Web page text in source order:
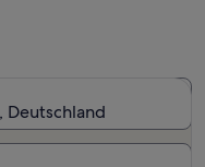
Deutschland